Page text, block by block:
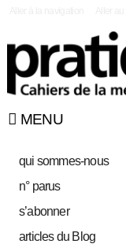
MENU
qui sommes-nous
n° parus
s’abonner
articles du Blog